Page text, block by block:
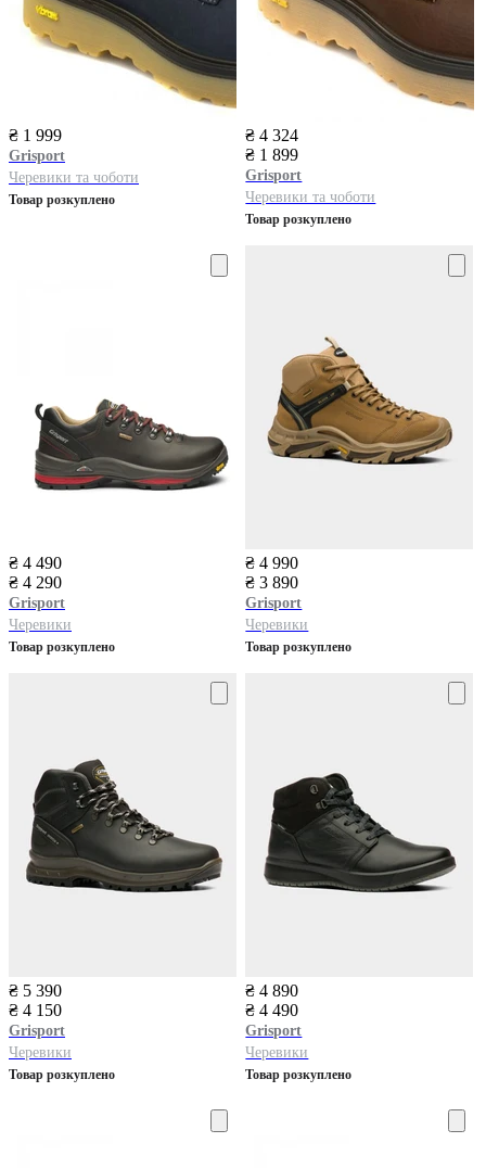
₴ 1 999
Grisport
Черевики та чоботи
Товар розкуплено
₴ 4 324
₴ 1 899
Grisport
Черевики та чоботи
Товар розкуплено
₴ 4 490
₴ 4 290
Grisport
Черевики
Товар розкуплено
₴ 4 990
₴ 3 890
Grisport
Черевики
Товар розкуплено
₴ 5 390
₴ 4 150
Grisport
Черевики
Товар розкуплено
₴ 4 890
₴ 4 490
Grisport
Черевики
Товар розкуплено